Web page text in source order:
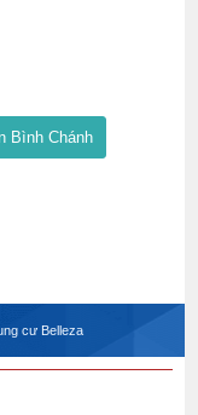
Bình Chánh
cư Belleza